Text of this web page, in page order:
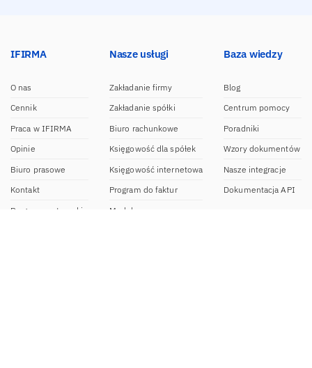
IFIRMA
O nas
Cennik
Praca w IFIRMA
Opinie
Biuro prasowe
Kontakt
Program partnerski
Nasze usługi
Zakładanie firmy
Zakładanie spółki
Biuro rachunkowe
Księgowość dla spółek
Księgowość internetowa
Program do faktur
Moduł e-commerce
Baza wiedzy
Blog
Centrum pomocy
Poradniki
Wzory dokumentów
Nasze integracje
Dokumentacja API